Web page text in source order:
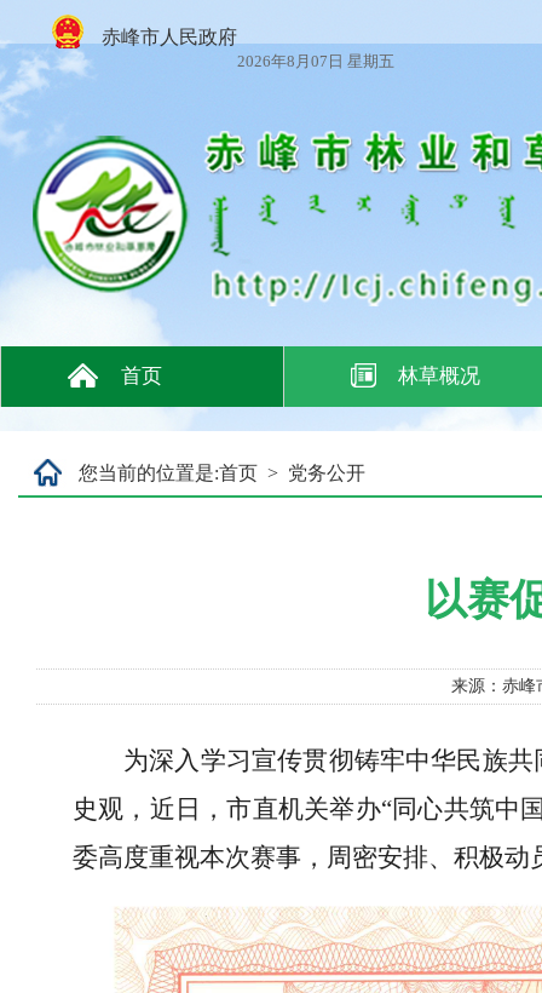
赤峰市人民政府
2026年8月07日 星期五
首页 林草概况
您当前的位置是:首页 > 党务公开
以赛
来源：赤
为深入学习宣传贯彻铸牢中华民族
史观，近日，市直机关举办“同心共筑中
委高度重视本次赛事，周密安排、积极